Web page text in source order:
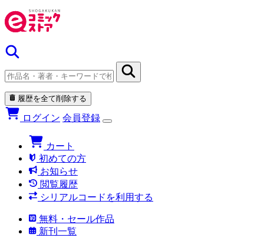
履歴を全て削除する
ログイン 会員登録
カート
初めての方
お知らせ
閲覧履歴
シリアルコードを利用する
無料・セール作品
新刊一覧